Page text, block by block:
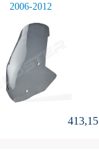
2006-2012
413,15